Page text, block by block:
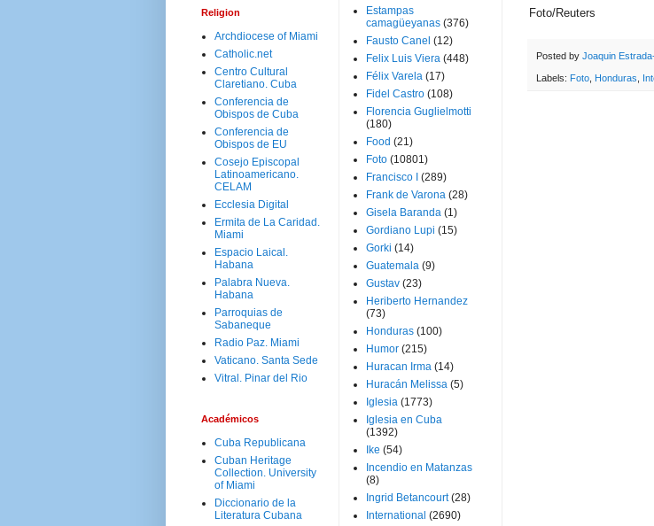
Foto/Reuters
Posted by Joaquin
Labels: Foto Honduras
Religion
Archdiocese of Miami
Catholic.net
Centro Cultural
Claretiano. Cuba
Conferencia de
Obispos de Cuba
Conferencia de
Obispos de EU
Cosejo Episcopal
Latinoamericano.
CELAM
Ecclesia Digital
Ermita de La Caridad.
Miami
Espacio Laical.
Habana
Palabra Nueva.
Habana
Parroquias de
Sabaneque
Radio Paz. Miami
Vaticano. Santa Sede
Vitral. Pinar del Rio
Académicos
Cuba Republicana
Cuban Heritage
Collection. University
of Miami
Diccionario de la
Literatura Cubana
Estampas
camagüeyanas (376)
Fausto Canel (12)
Felix Luis Viera (448)
Félix Varela (17)
Fidel Castro (108)
Florencia Guglielmotti
(180)
Food (21)
Foto (10801)
Francisco I
(289)
Frank de Varona (28)
Gisela Baranda (1)
Gordiano Lupi (15)
Gorki (14)
Guatemala (9)
Gustav (23)
Heriberto Hernandez
(73)
Honduras (100)
Humor (215)
Huracan Irma (14)
Huracán Melissa (5)
Iglesia (1773)
Iglesia en Cuba
(1392)
Ike (54)
Incendio en Matanzas
(8)
Ingrid Betancourt (28)
International (2690)